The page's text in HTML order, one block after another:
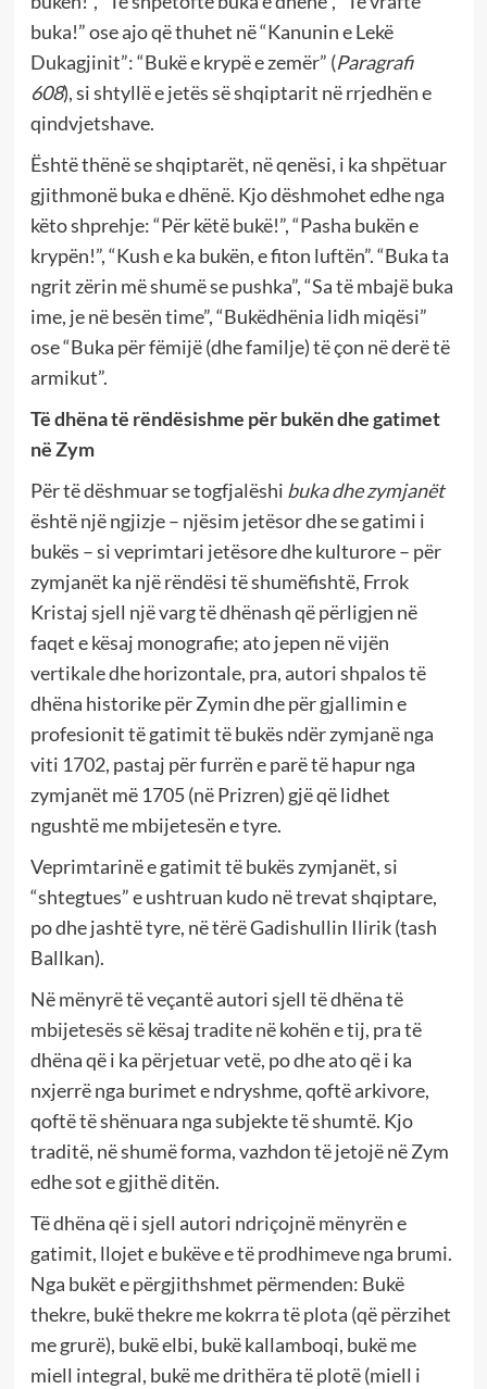
buka!” ose ajo që thuhet në “Kanunin e Lekë
Dukagjinit”: “Bukë e krypë e zemër” (Paragrafi
608), si shtyllë e jetës së shqiptarit në rrjedhën e
qindvjetshave.
Është thënë se shqiptarët, në qenësi, i ka shpëtuar
gjithmonë buka e dhënë. Kjo dëshmohet edhe nga
këto shprehje: “Për këtë bukë!”, “Pasha bukën e
krypën!”, “Kush e ka bukën, e fiton luftën”. “Buka ta
ngrit zërin më shumë se pushka”, “Sa të mbajë buka
ime, je në besën time”, “Bukëdhënia lidh miqësi”
ose “Buka për fëmijë (dhe familje) të çon në derë të
armikut”.
Të dhëna të rëndësishme për bukën dhe gatimet
në Zym
Për të dëshmuar se togfjalëshi buka dhe zymjanët
është një ngjizje – njësim jetësor dhe se gatimi i
bukës – si veprimtari jetësore dhe kulturore – për
zymjanët ka një rëndësi të shumëfishtë, Frrok
Kristaj sjell një varg të dhënash që përligjen në
faqet e kësaj monografie; ato jepen në vijën
vertikale dhe horizontale, pra, autori shpalos të
dhëna historike për Zymin dhe për gjallimin e
profesionit të gatimit të bukës ndër zymjanë nga
viti 1702, pastaj për furrën e parë të hapur nga
zymjanët më 1705 (në Prizren) gjë që lidhet
ngushtë me mbijetesën e tyre.
Veprimtarinë e gatimit të bukës zymjanët, si
“shtegtues” e ushtruan kudo në trevat shqiptare,
po dhe jashtë tyre, në tërë Gadishullin Ilirik (tash
Ballkan).
Në mënyrë të veçantë autori sjell të dhëna të
mbijetesës së kësaj tradite në kohën e tij, pra të
dhëna që i ka përjetuar vetë, po dhe ato që i ka
nxjerrë nga burimet e ndryshme, qoftë arkivore,
qoftë të shënuara nga subjekte të shumtë. Kjo
traditë, në shumë forma, vazhdon të jetojë në Zym
edhe sot e gjithë ditën.
Të dhëna që i sjell autori ndriçojnë mënyrën e
gatimit, llojet e bukëve e të prodhimeve nga brumi.
Nga bukët e përgjithshmet përmenden: Bukë
thekre, bukë thekre me kokrra të plota (që përzihet
me grurë), bukë elbi, bukë kallamboqi, bukë me
miell integral, bukë me drithëra të plotë (miell i